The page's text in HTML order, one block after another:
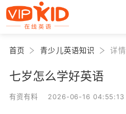
首页 青少儿英语知识 详情
七岁怎么学好英语
有资有料 2026-06-16 04:55:13